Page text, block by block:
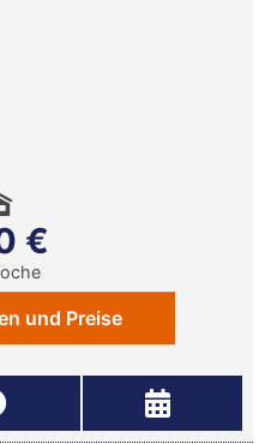
€
und Preise